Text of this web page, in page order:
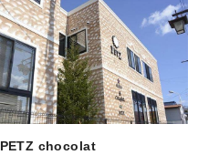
PETZ chocolat